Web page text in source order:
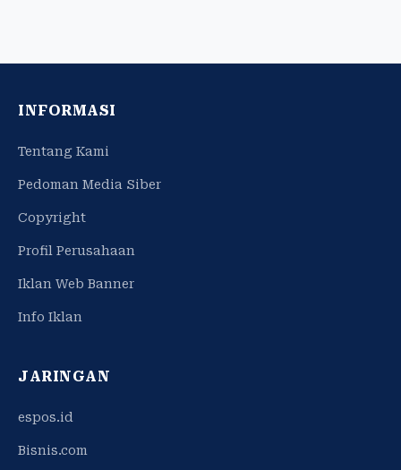
INFORMASI
Tentang Kami
Pedoman Media Siber
Copyright
Profil Perusahaan
Iklan Web Banner
Info Iklan
JARINGAN
espos.id
Bisnis.com